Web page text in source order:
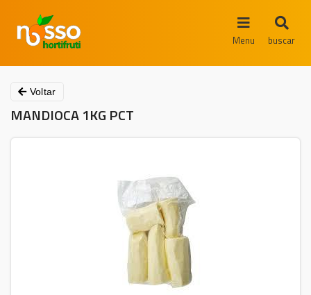
Menu buscar
Voltar
MANDIOCA 1KG PCT